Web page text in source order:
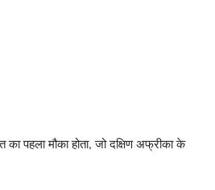
पहला मौका होता, जो दक्षिण अफ्रीका के